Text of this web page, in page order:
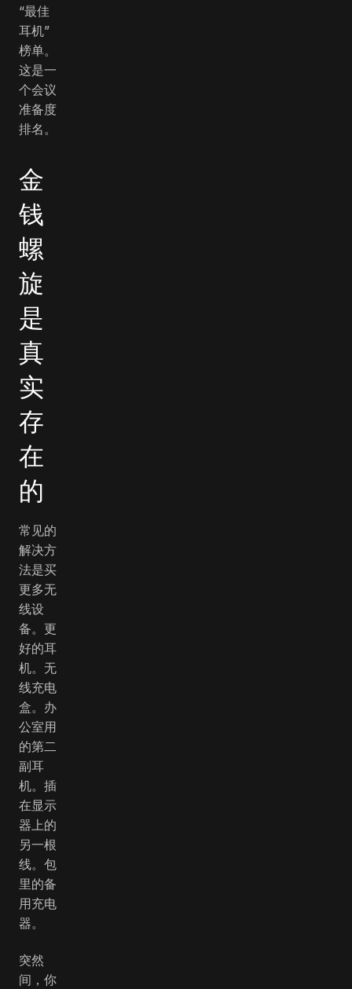
“最佳
耳机”
榜单。
这是一
个会议
准备度
排名。
金
钱
螺
旋
是
真
实
存
在
的
常见的
解决方
法是买
更多无
线设
备。更
好的耳
机。无
线充电
盒。办
公室用
的第二
副耳
机。插
在显示
器上的
另一根
线。包
里的备
用充电
器。
突然
间，你